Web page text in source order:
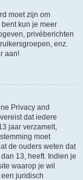
moet zijn om
kun je meer
privéberichten
enz.
aan!
Privacy and
dat iedere
jaar verzamelt,
moet
de ouders weten dat
13, heeft. Indien je
waarop je wil
juridisch